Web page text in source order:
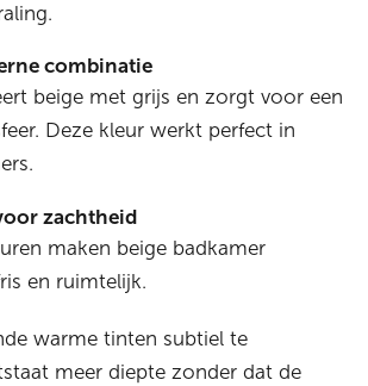
combinatie
beige met grijs en zorgt voor een
Deze kleur werkt perfect in
zachtheid
maken beige badkamer
en ruimtelijk.
warme tinten subtiel te
meer diepte zonder dat de